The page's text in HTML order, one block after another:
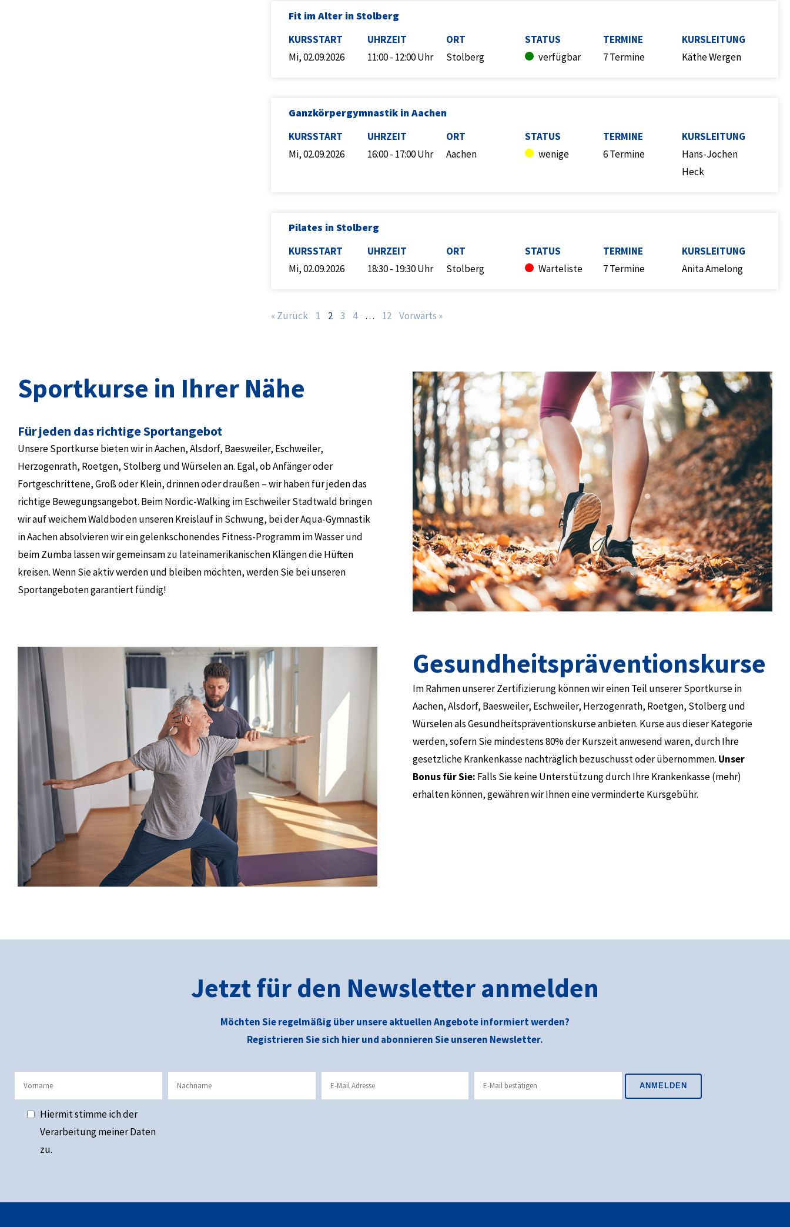
Fit im Alter in Stolberg
KURSSTART UHRZEIT ORT STATUS TERMINE
KURSLEITUNG
Mi, 02.09.2026
11:00 - 12:00 Uhr Stolberg verfügbar 7 Termine Käthe Wergen
Ganzkörpergymnastik in Aachen
KURSSTART UHRZEIT ORT STATUS TERMINE
KURSLEITUNG
Mi, 02.09.2026
16:00 - 17:00 Uhr Aachen wenige 6 Termine
Hans-Jochen
Heck
Pilates in Stolberg
KURSSTART UHRZEIT ORT STATUS TERMINE
KURSLEITUNG
Mi, 02.09.2026
18:30 - 19:30 Uhr Stolberg Warteliste 7 Termine Anita Amelong
« Zurück 1 2 3 4 … 12 Vorwärts »
Sportkurse in Ihrer Nähe
Für jeden das richtige Sportangebot
Unsere Sportkurse bieten wir in Aachen, Alsdorf, Baesweiler, Eschweiler,
Herzogenrath, Roetgen, Stolberg und Würselen an. Egal, ob Anfänger oder
Fortgeschrittene, Groß oder Klein, drinnen oder draußen – wir haben für jeden das
richtige Bewegungsangebot. Beim Nordic-Walking im Eschweiler Stadtwald bringen
wir auf weichem Waldboden unseren Kreislauf in Schwung, bei der Aqua-Gymnastik
in Aachen absolvieren wir ein gelenkschonendes Fitness-Programm im Wasser und
beim Zumba lassen wir gemeinsam zu lateinamerikanischen Klängen die Hüften
kreisen. Wenn Sie aktiv werden und bleiben möchten, werden Sie bei unseren
Sportangeboten garantiert fündig!
Gesundheits­präventionskurse
Im Rahmen unserer Zertifizierung können wir einen Teil unserer Sportkurse in
Aachen, Alsdorf, Baesweiler, Eschweiler, Herzogenrath, Roetgen, Stolberg und
Würselen als Gesundheitspräventionskurse anbieten. Kurse aus dieser Kategorie
werden, sofern Sie mindestens 80% der Kurszeit anwesend waren, durch Ihre
gesetzliche Krankenkasse nachträglich bezuschusst oder übernommen. Unser
Bonus für Sie: Falls Sie keine Unterstützung durch Ihre Krankenkasse (mehr)
erhalten können, gewähren wir Ihnen eine verminderte Kursgebühr.
Jetzt für den Newsletter anmelden
Möchten Sie regelmäßig über unsere aktuellen Angebote informiert werden?
Registrieren Sie sich hier und abonnieren Sie unseren Newsletter.
Hiermit stimme ich der
Verarbeitung meiner Daten
zu.